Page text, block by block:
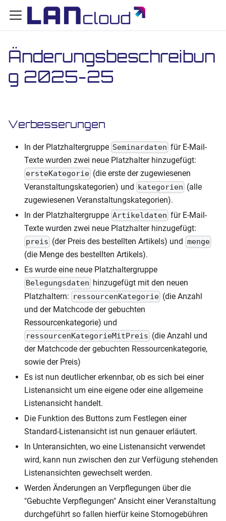
Änderungsbeschreibun
g 2025-25
Verbesserungen
In der Platzhaltergruppe Seminardaten für E-Mail-
Texte wurden zwei neue Platzhalter hinzugefügt:
ersteKategorie (die erste der zugewiesenen
Veranstaltungskategorien) und kategorien (alle
zugewiesenen Veranstaltungskategorien).
In der Platzhaltergruppe Artikeldaten für E-Mail-
Texte wurden zwei neue Platzhalter hinzugefügt:
preis (der Preis des bestellten Artikels) und menge
(die Menge des bestellten Artikels).
Es wurde eine neue Platzhaltergruppe
Belegungsdaten hinzugefügt mit den neuen
Platzhaltern: ressourcenKategorie (die Anzahl
und der Matchcode der gebuchten
Ressourcenkategorie) und
ressourcenKategorieMitPreis (die Anzahl und
der Matchcode der gebuchten Ressourcenkategorie,
sowie der Preis)
Es ist nun deutlicher erkennbar, ob es sich bei einer
Listenansicht um eine eigene oder eine allgemeine
Listenansicht handelt.
Die Funktion des Buttons zum Festlegen einer
Standard-Listenansicht ist nun genauer erläutert.
In Unteransichten, wo eine Listenansicht verwendet
wird, kann nun zwischen den zur Verfügung stehenden
Listenansichten gewechselt werden.
Werden Änderungen an Verpflegungen über die
"Gebuchte Verpflegungen" Ansicht einer Veranstaltung
durchgeführt so fallen hierfür keine Stornogebühren